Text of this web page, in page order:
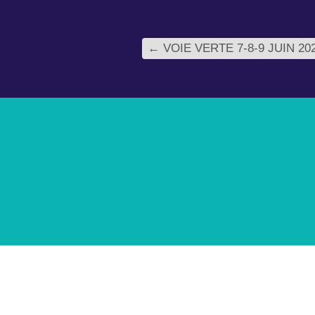
← VOIE VERTE 7-8-9 JUIN